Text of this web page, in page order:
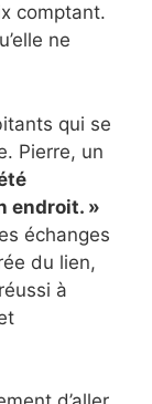
comptant.
ne
qui se
Pierre, un
endroit. »
échanges
du lien,
à